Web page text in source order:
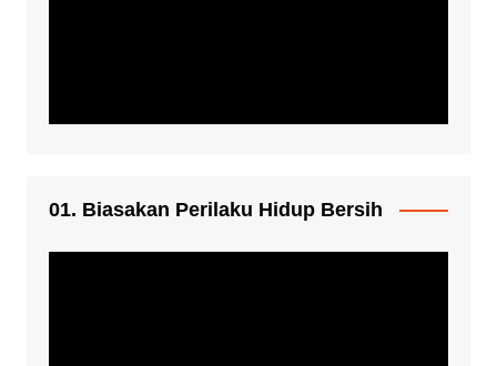
01. Biasakan Perilaku Hidup Bersih